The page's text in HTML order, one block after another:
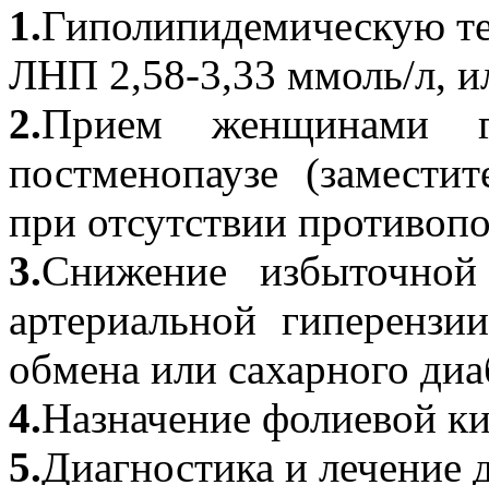
1.Гиполипидемическую
ЛНП 2,58-3,33 ммоль/л,
2.Прием женщинами
постменопаузе
при отсутствии
3.Снижение
артериальной
обмена или сахарного
4.Назначение фолиевой
5.Диагностика и лечение